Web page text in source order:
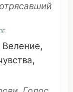
.
Веление,
,